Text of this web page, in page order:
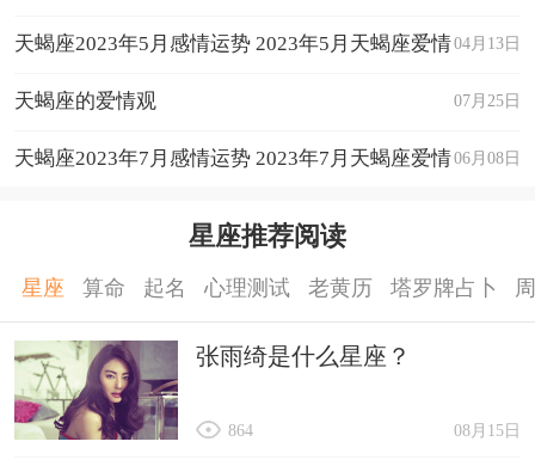
运程详解 04月13日
天蝎座2023年5月感情运势 2023年5月天蝎座爱情
运程详解 07月25日
天蝎座的爱情观
06月08日
天蝎座2023年7月感情运势 2023年7月天蝎座爱情
星座推荐阅读
星座 算命 起名 心理测试 老黄历 塔罗牌占卜
张雨绮是什么星座？
08月15日
864